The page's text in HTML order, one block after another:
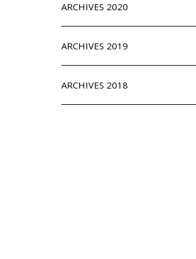
ARCHIVES 2020
ARCHIVES 2019
ARCHIVES 2018